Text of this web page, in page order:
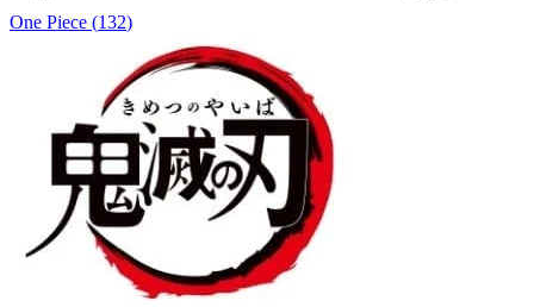
One Piece (132)